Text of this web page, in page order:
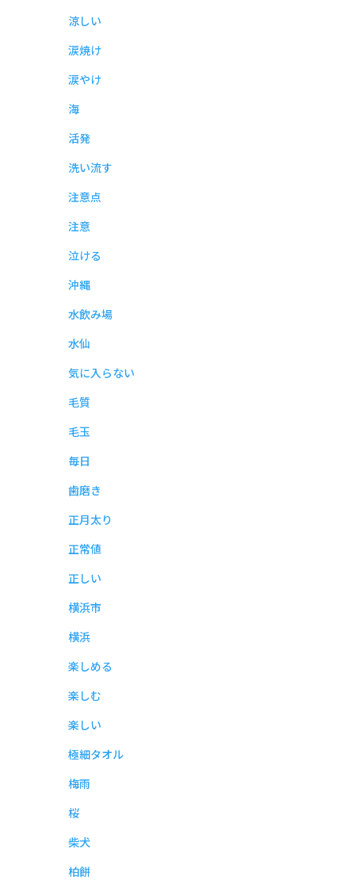
涼しい
涙焼け
涙やけ
海
活発
洗い流す
注意点
注意
泣ける
沖縄
水飲み場
水仙
気に入らない
毛質
毛玉
毎日
歯磨き
正月太り
正常値
正しい
横浜市
横浜
楽しめる
楽しむ
楽しい
極細タオル
梅雨
桜
柴犬
柏餅